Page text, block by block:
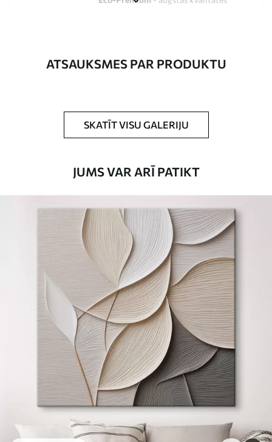
Jūs varat pievienot lakas pārklājumu.
No15.00€
Eco-Premium
.00
ATSAUKSMES PAR PRODUKTU
SKATĪT VISU GALERIJU
JUMS VAR ARĪ PATIKT